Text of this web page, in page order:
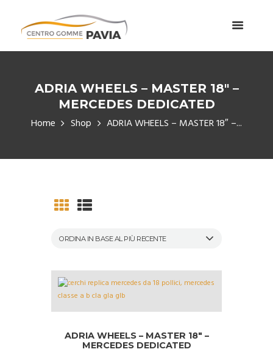
ADRIA WHEELS – MASTER 18″ –
MERCEDES DEDICATED
Home Shop ADRIA WHEELS – MASTER 18″ –...
ADRIA WHEELS – MASTER 18″ –
MERCEDES DEDICATED